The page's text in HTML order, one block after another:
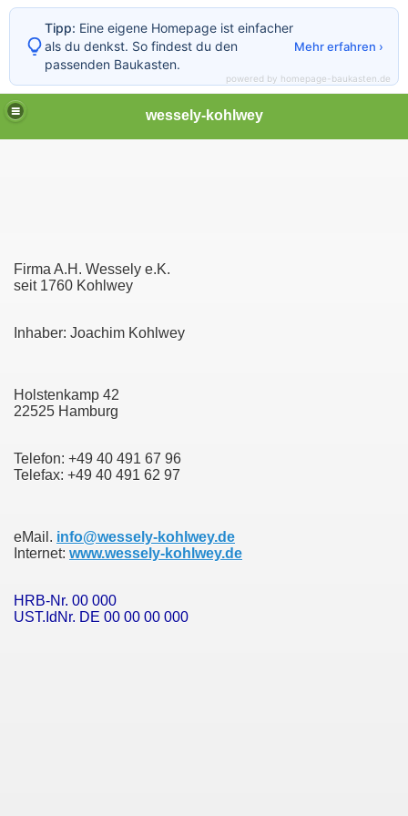
wessely-kohlwey
Firma A.H. Wessely e.K.
seit 1760 Kohlwey
Inhaber: Joachim Kohlwey
Holstenkamp 42
22525 Hamburg
Telefon: +49 40 491 67 96
Telefax: +49 40 491 62 97
eMail. info@wessely-kohlwey.de
Internet: www.wessely-kohlwey.de
HRB-Nr. 00 000
UST.IdNr. DE 00 00 00 000
Tipp: Eine eigene Homepage ist einfacher
als du denkst. So findest du den
passenden Baukasten.
Mehr erfahren ›
powered by homepage-baukasten.de